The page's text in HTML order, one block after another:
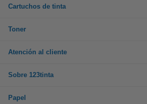
Cartuchos de tinta
Toner
Atención al cliente
Sobre 123tinta
Papel